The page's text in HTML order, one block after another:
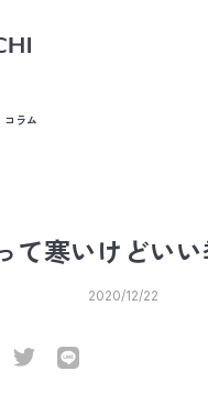
コラム
て寒いけどいい
2020/12/22